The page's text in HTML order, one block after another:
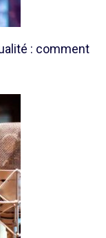
: comment